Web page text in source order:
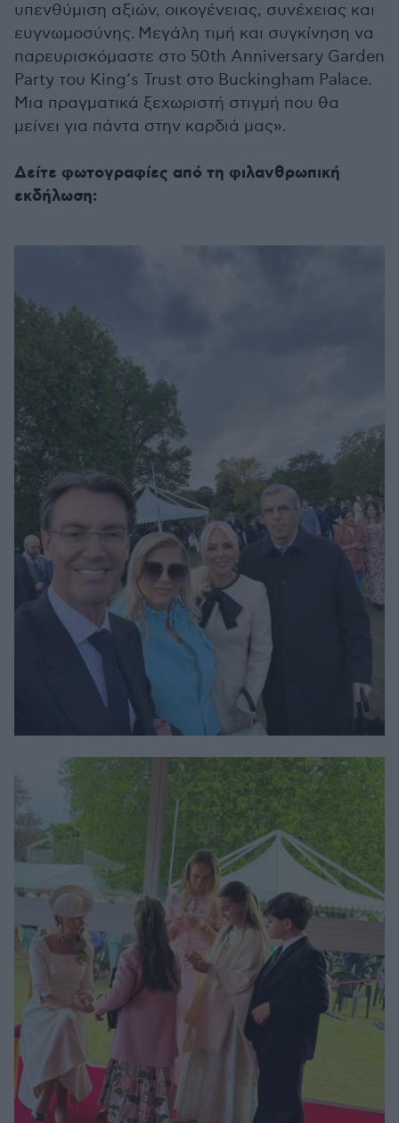
υπενθύμιση αξιών, οικογένειας, συνέχειας και
ευγνωμοσύνης. Μεγάλη τιμή και συγκίνηση να
παρευρισκόμαστε στο 50th Anniversary Garden
Party του King’s Trust στο Buckingham Palace.
Μια πραγματικά ξεχωριστή στιγμή που θα
μείνει για πάντα στην καρδιά μας».
Δείτε φωτογραφίες από τη φιλανθρωπική
εκδήλωση: